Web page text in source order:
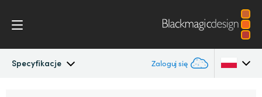
Specyfikacje Zaloguj się